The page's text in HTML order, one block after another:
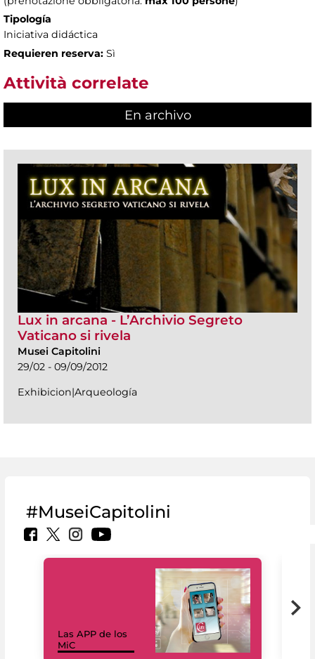
Tipología
Iniciativa didáctica
Requieren reserva: Sì
Attività correlate
En archivo
Lux in arcana - L’Archivio Segreto
Vaticano si rivela
Musei Capitolini
29/02 - 09/09/2012
Exhibicion|Arqueología
#MuseiCapitolini
Las APP de los
MiC